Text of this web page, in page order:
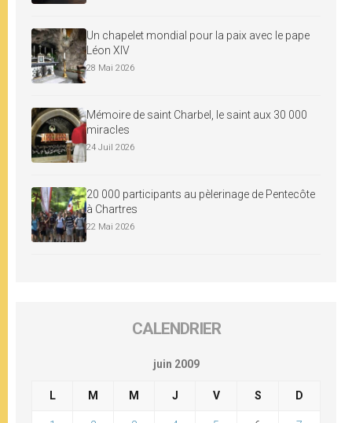
Un chapelet mondial pour la paix avec le pape
Léon XIV
28 Mai 2026
Mémoire de saint Charbel, le saint aux 30 000
miracles
24 Juil 2026
20 000 participants au pèlerinage de Pentecôte
à Chartres
22 Mai 2026
CALENDRIER
juin 2009
L M M J V S D